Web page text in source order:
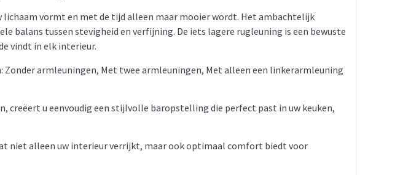
vormt en met de tijd alleen maar mooier wordt. Het ambachtelijk
balans tussen stevigheid en verfijning. De iets lagere rugleuning is een bewuste
vindt in elk interieur.
armleuningen, Met twee armleuningen, Met alleen een linkerarmleuning
creëert u eenvoudig een stijlvolle baropstelling die perfect past in uw keuken,
niet alleen uw interieur verrijkt, maar ook optimaal comfort biedt voor